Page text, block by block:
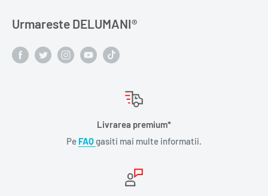
Urmareste DELUMANI®️
Livrarea premium*
Pe FAQgasiti mai multe informatii.